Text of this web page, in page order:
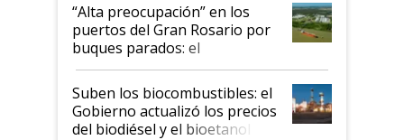
“Alta preocupación” en los
puertos del Gran Rosario por
buques parados: el
funcionamiento de las
exportadoras en tensión tras
la medida de fuerza de los
prácticos
Suben los biocombustibles: el
Gobierno actualizó los precios
del biodiésel y el bioetanol